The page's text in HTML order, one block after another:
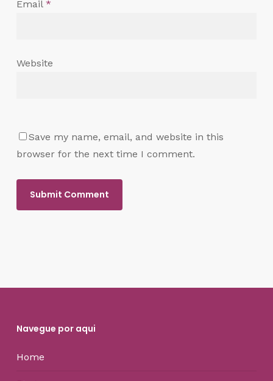
Email *
Website
Save my name, email, and website in this
browser for the next time I comment.
Navegue por aqui
Home